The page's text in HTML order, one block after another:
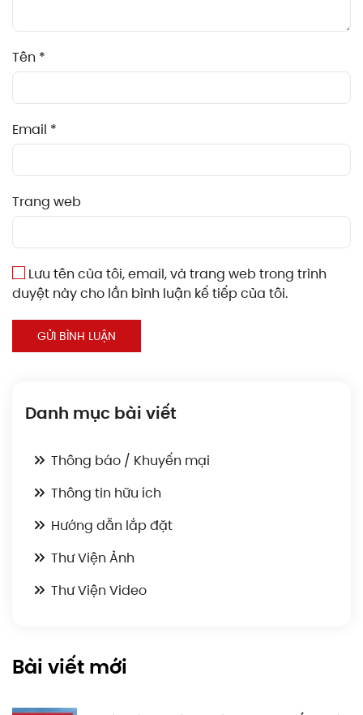
Tên *
Email *
Trang web
Lưu tên của tôi, email, và trang web trong trình
duyệt này cho lần bình luận kế tiếp của tôi.
GỬI BÌNH LUẬN
Danh mục bài viết
Thông báo / Khuyến mại
Thông tin hữu ích
Hướng dẫn lắp đặt
Thư Viện Ảnh
Thư Viện Video
Bài viết mới